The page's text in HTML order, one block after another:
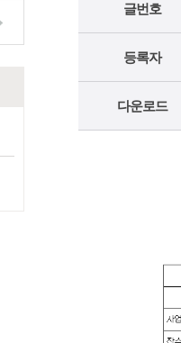
글번호
등록자
다운로드